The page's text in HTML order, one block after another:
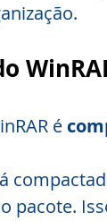
é
pacote.